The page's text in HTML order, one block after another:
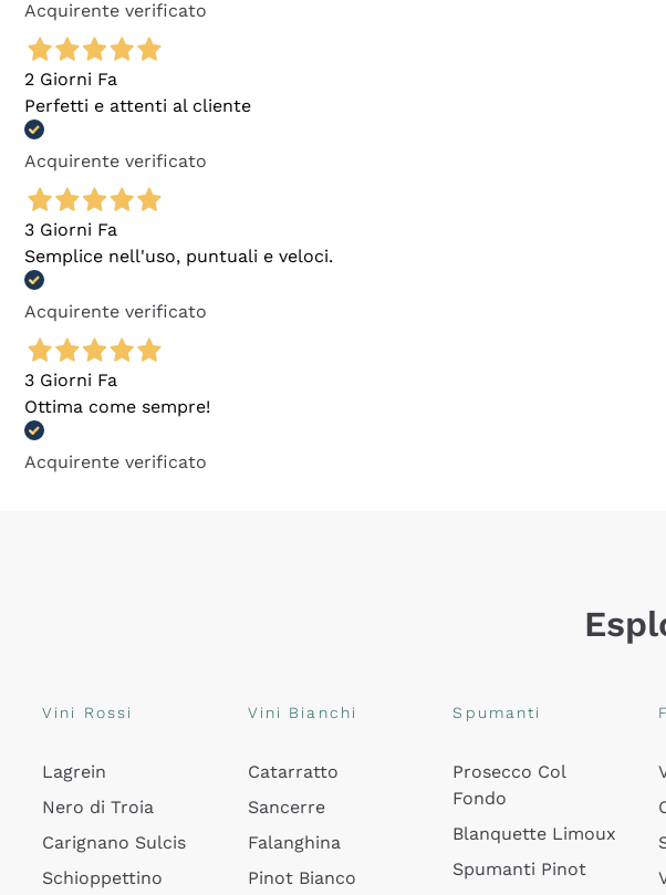
Acquirente verificato
2 Giorni Fa
Perfetti e attenti al cliente
Acquirente verificato
3 Giorni Fa
Semplice nell'uso, puntuali e veloci.
Acquirente verificato
3 Giorni Fa
Ottima come sempre!
Acquirente verificato
Vini Rossi
Lagrein
Nero di Troia
Carignano Sulcis
Schioppettino
Vini Bianchi
Catarratto
Sancerre
Falanghina
Pinot Bianco
Spumanti
Prosecco Col
Fondo
Blanquette Limoux
Spumanti Pinot